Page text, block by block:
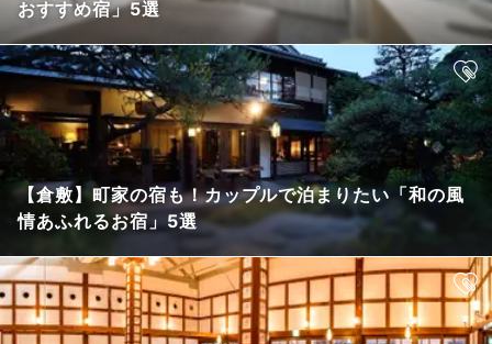
おすすめ宿」5選
【倉敷】町家の宿も！カップルで泊まりたい「和の風
情あふれるお宿」5選